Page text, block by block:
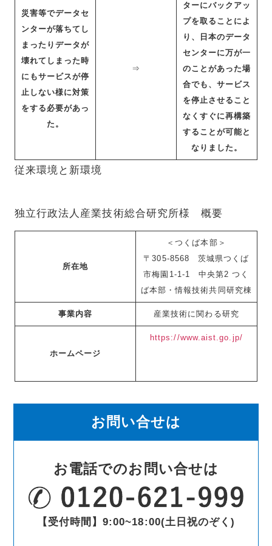
災害等でデータセ
ンターが落ちてし
まったりデータが
壊れてしまった時
にもサービスが停
止しない様に対策
をする必要があっ
た。
⇒
ターにバックアッ
プを取ることによ
り、日本のデータ
センターに万が一
のことがあった場
合でも、サービス
を停止させること
なくすぐに再構築
することが可能と
なりました。
従来環境と新環境
独立行政法人産業技術総合研究所様 概要
所在地
＜つくば本部＞
〒305-8568 茨城県つくば
市梅園1-1-1 中央第2 つく
ば本部・情報技術共同研究棟
事業内容 産業技術に関わる研究
ホームページ
https://www.aist.go.jp/
お問い合せは
お電話でのお問い合せは
【受付時間】9:00~18:00(土日祝のぞく)